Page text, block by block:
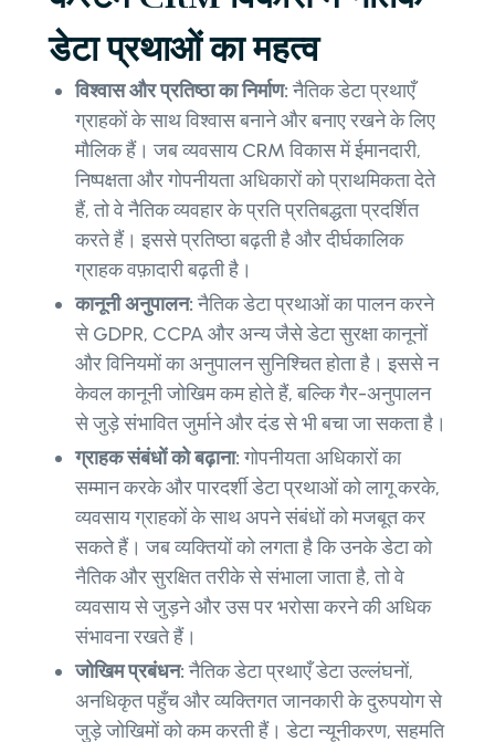
डेटा प्रथाओं का महत्व
विश्वास और प्रतिष्ठा का निर्माण:नैतिक डेटा प्रथाएँ
ग्राहकों के साथ विश्वास बनाने और बनाए रखने के लिए
मौलिक हैं। जब व्यवसाय CRM विकास में ईमानदारी,
निष्पक्षता और गोपनीयता अधिकारों को प्राथमिकता देते
हैं, तो वे नैतिक व्यवहार के प्रति प्रतिबद्धता प्रदर्शित
करते हैं। इससे प्रतिष्ठा बढ़ती है और दीर्घकालिक
ग्राहक वफ़ादारी बढ़ती है।
कानूनी अनुपालन:नैतिक डेटा प्रथाओं का पालन करने
से GDPR, CCPA और अन्य जैसे डेटा सुरक्षा कानूनों
और विनियमों का अनुपालन सुनिश्चित होता है। इससे न
केवल कानूनी जोखिम कम होते हैं, बल्कि गैर-अनुपालन
से जुड़े संभावित जुर्माने और दंड से भी बचा जा सकता है।
ग्राहक संबंधों को बढ़ाना:गोपनीयता अधिकारों का
सम्मान करके और पारदर्शी डेटा प्रथाओं को लागू करके,
व्यवसाय ग्राहकों के साथ अपने संबंधों को मजबूत कर
सकते हैं। जब व्यक्तियों को लगता है कि उनके डेटा को
नैतिक और सुरक्षित तरीके से संभाला जाता है, तो वे
व्यवसाय से जुड़ने और उस पर भरोसा करने की अधिक
संभावना रखते हैं।
जोखिम प्रबंधन:नैतिक डेटा प्रथाएँ डेटा उल्लंघनों,
अनधिकृत पहुँच और व्यक्तिगत जानकारी के दुरुपयोग से
जुड़े जोखिमों को कम करती हैं। डेटा न्यूनीकरण, सहमति